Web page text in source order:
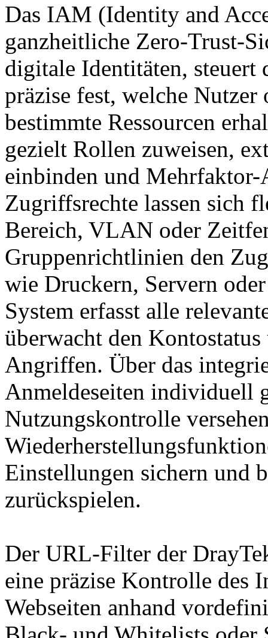
Das IAM (Identity and
ganzheitliche Zero-Trust-
digitale Identitäten,
präzise fest, welche
bestimmte Ressourcen
gezielt Rollen zuweisen,
einbinden und
Zugriffsrechte lassen sich
Bereich, VLAN oder
Gruppenrichtlinien den
wie Druckern, Servern
System erfasst alle
überwacht den
Angriffen. Über das
Anmeldeseiten individuell
Nutzungskontrolle
Einstellungen sichern und
zurückspielen.
Der URL-Filter der
eine präzise Kontrolle des
Webseiten anhand